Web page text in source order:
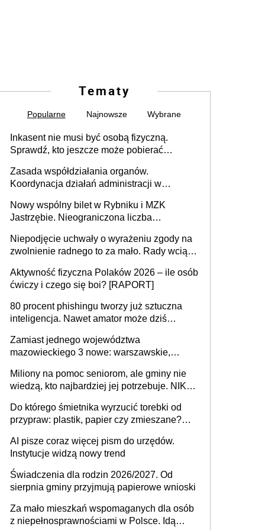
Tematy
Popularne Najnowsze Wybrane
Inkasent nie musi być osobą fizyczną.
Sprawdź, kto jeszcze może pobierać
Zasada współdziałania organów.
Koordynacja działań administracji w
Nowy wspólny bilet w Rybniku i MZK
Jastrzębie. Nieograniczona liczba
Niepodjęcie uchwały o wyrażeniu zgody na
zwolnienie radnego to za mało. Rady wciąż
rozstrzygać sprawy
Aktywność fizyczna Polaków 2026 – ile osób
ćwiczy i czego się boi? [RAPORT]
80 procent phishingu tworzy już sztuczna
inteligencja. Nawet amator może dziś
Zamiast jednego województwa
mazowieckiego 3 nowe: warszawskie,
Europie nie ma tak dużych jednostek
stołecznych
Miliony na pomoc seniorom, ale gminy nie
wiedzą, kto najbardziej jej potrzebuje. NIK
Do którego śmietnika wyrzucić torebki od
przypraw: plastik, papier czy zmieszane?
AI pisze coraz więcej pism do urzędów.
Instytucje widzą nowy trend
Świadczenia dla rodzin 2026/2027. Od
sierpnia gminy przyjmują papierowe wnioski
Za mało mieszkań wspomaganych dla osób
z niepełnosprawnościami w Polsce. Idą